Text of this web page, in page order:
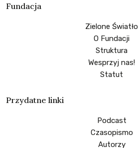
Fundacja
Zielone Światło
O Fundacji
Struktura
Wesprzyj nas!
Statut
Przydatne linki
Podcast
Czasopismo
Autorzy